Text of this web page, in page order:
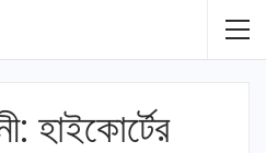
হাইকোর্টের